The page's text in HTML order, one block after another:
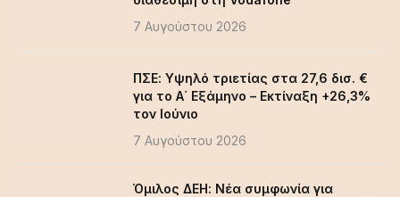
7 Αυγούστου 2026
ΠΣΕ: Υψηλό τριετίας στα 27,6 δισ. €
για το Α΄ Εξάμηνο – Εκτίναξη +26,3%
τον Ιούνιο
7 Αυγούστου 2026
Όμιλος ΔΕΗ: Νέα συμφωνία για